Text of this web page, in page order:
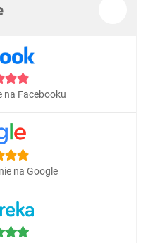
na Facebooku
na Google